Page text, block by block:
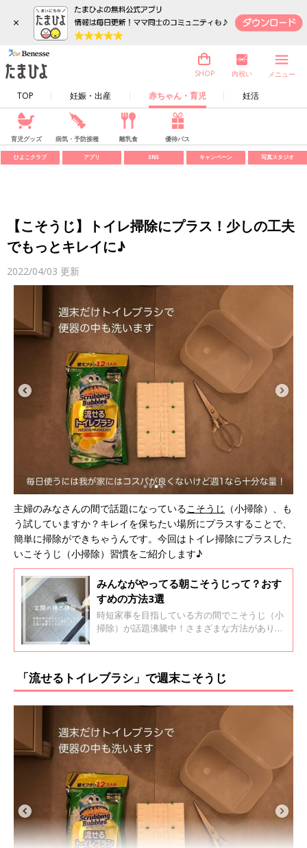
×
TOP 妊娠・出産 赤ちゃん・育児 妊活
SHOP 内祝い メニュー
育児グッズ 病気・予防接種 離乳食 優待パス
ひよこクラブ アプリ SNS キャンペーン 写真スタジオ
【こそうじ】トイレ掃除にプラス！少しの工夫
でもっとキレイに♪
2022/04/03 更新
主婦のみなさんの間で話題になっているこそうじ （小掃除）、も
う試していますか？キレイを保ちたい場所にプラスすることで、
簡単に掃除ができちゃうんです。今回はトイレ掃除にプラスした
いこそうじ（小掃除）習慣をご紹介します♪
みんながやってる朝こそうじって？おす
すめの方法3選
時短家事を目指している方の間でこそうじ（小
掃除）が話題沸騰中！さまざまな方法がありま
そうじをするのがおすすめ！今回はインスタの
「流せるトイレブラシ」で週末こそうじ